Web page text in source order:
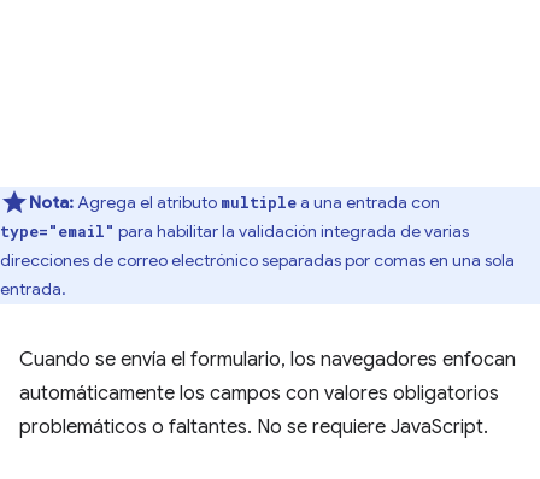
Nota:Agrega el atributo multiplea una entrada con
type="email" para habilitar la validación integrada de varias
direcciones de correo electrónico separadas por comas en una sola
entrada.
Cuando se envía el formulario, los navegadores enfocan
automáticamente los campos con valores obligatorios
problemáticos o faltantes. No se requiere JavaScript.